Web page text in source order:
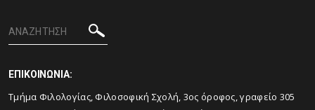
ΕΠΙΚΟΙΝΩΝΙΑ:
Tμήμα Φιλολογίας, Φιλοσοφική Σχολή, 3ος όροφος, γραφείο 305